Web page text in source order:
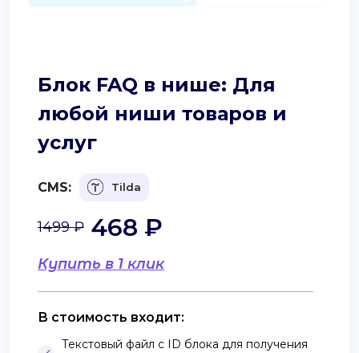
Блок FAQ в нише: Для
любой ниши товаров и
услуг
CMS: Tilda
Купить в 1 клик
1499 ₽ 468 ₽
В стоимость входит:
Текстовый файл с ID блока для получения